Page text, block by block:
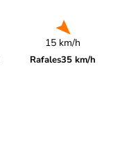
15 km/h
Rafales35 km/h